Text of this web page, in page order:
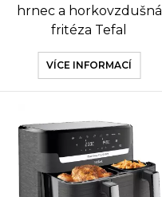
hrnec a horkovzdušná
fritéza Tefal
VÍCE INFORMACÍ